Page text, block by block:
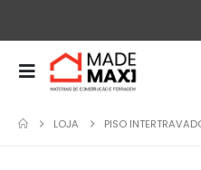
LOJA PISO